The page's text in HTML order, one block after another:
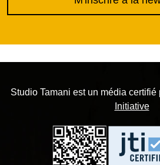
Studio Tamani est un média certifié
Initiative